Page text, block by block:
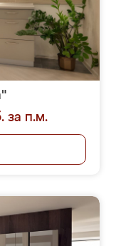
за п.м.